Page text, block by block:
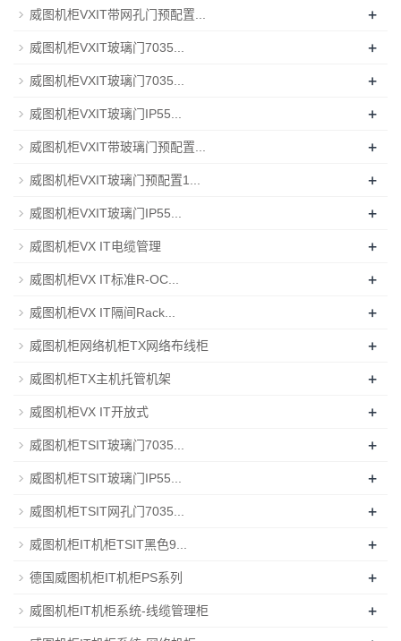
威图机柜VXIT带网孔门预配置... +
威图机柜VXIT玻璃门7035... +
威图机柜VXIT玻璃门7035... +
威图机柜VXIT玻璃门IP55... +
威图机柜VXIT带玻璃门预配置... +
威图机柜VXIT玻璃门预配置1... +
威图机柜VXIT玻璃门IP55... +
威图机柜VX IT电缆管理 +
威图机柜VX IT标准R-OC... +
威图机柜VX IT隔间Rack... +
威图机柜网络机柜TX网络布线柜 +
威图机柜TX主机托管机架 +
威图机柜VX IT开放式 +
威图机柜TSIT玻璃门7035... +
威图机柜TSIT玻璃门IP55... +
威图机柜TSIT网孔门7035... +
威图机柜IT机柜TSIT黑色9... +
德国威图机柜IT机柜PS系列 +
威图机柜IT机柜系统-线缆管理柜 +